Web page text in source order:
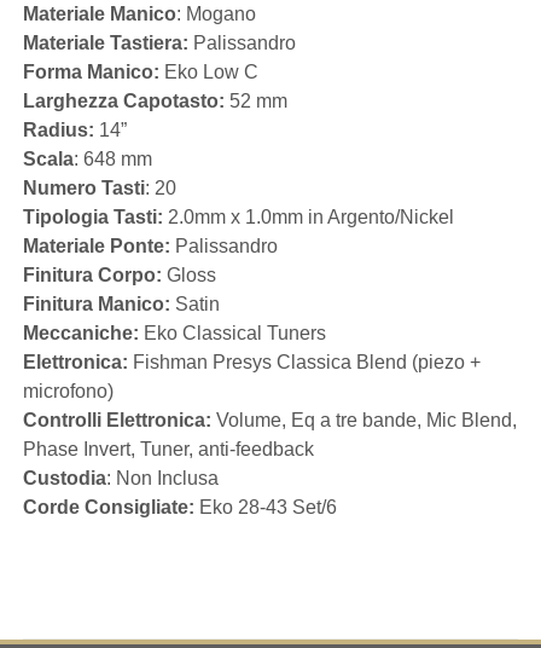
Materiale Manico: Mogano
Materiale Tastiera: Palissandro
Forma Manico: Eko Low C
Larghezza Capotasto: 52 mm
Radius: 14”
Scala: 648 mm
Numero Tasti: 20
Tipologia Tasti: 2.0mm x 1.0mm in Argento/Nickel
Materiale Ponte: Palissandro
Finitura Corpo: Gloss
Finitura Manico: Satin
Meccaniche: Eko Classical Tuners
Elettronica: Fishman Presys Classica Blend (piezo +
microfono)
Controlli Elettronica: Volume, Eq a tre bande, Mic Blend,
Phase Invert, Tuner, anti-feedback
Custodia: Non Inclusa
Corde Consigliate: Eko 28-43 Set/6